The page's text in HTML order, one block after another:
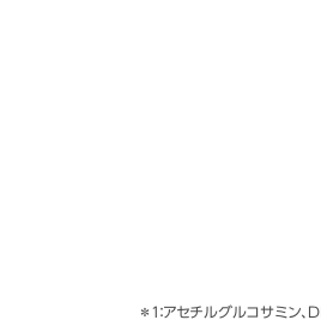
＊１：アセチルグルコサミン、Ｄ